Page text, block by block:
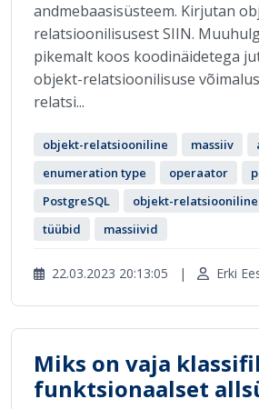
andmebaasisüsteem. Kirjutan
relatsioonilisusest SIIN.
pikemalt koos koodinäidetega
objekt-relatsioonilisuse
relatsi...
objekt-relatsiooniline massiiv
enumeration type
operaator
PostgreSQL
objekt-relatsiooniline
tüübid
massiivid
22.03.2023 20:13:05 | Erki
Miks on vaja
funktsionaalset